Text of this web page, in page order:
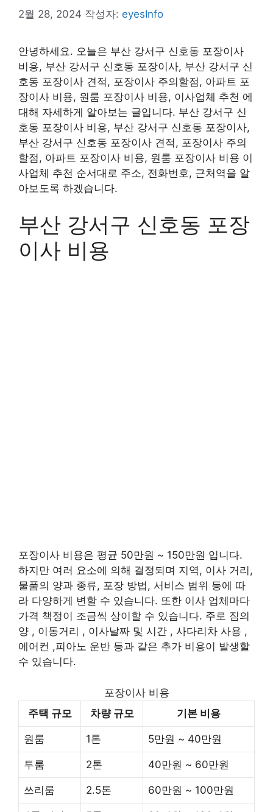
2월 28, 2024 작성자: eyesInfo
안녕하세요. 오늘은 부산 강서구 신호동 포장이사
비용, 부산 강서구 신호동 포장이사, 부산 강서구 신
호동 포장이사 견적, 포장이사 주의할점, 아파트 포
장이사 비용, 원룸 포장이사 비용, 이사업체 추천 에
대해 자세하게 알아보는 글입니다. 부산 강서구 신
호동 포장이사 비용, 부산 강서구 신호동 포장이사,
부산 강서구 신호동 포장이사 견적, 포장이사 주의
할점, 아파트 포장이사 비용, 원룸 포장이사 비용 이
사업체 추천 순서대로 주소, 전화번호, 근처역을 알
아보도록 하겠습니다.
부산 강서구 신호동 포장
이사 비용
포장이사 비용은 평균 50만원 ~ 150만원 입니다.
하지만 여러 요소에 의해 결정되며 지역, 이사 거리,
물품의 양과 종류, 포장 방법, 서비스 범위 등에 따
라 다양하게 변할 수 있습니다. 또한 이사 업체마다
가격 책정이 조금씩 상이할 수 있습니다. 주로 짐의
양 , 이동거리 , 이사날짜 및 시간 , 사다리차 사용 ,
에어컨 ,피아노 운반 등과 같은 추가 비용이 발생할
수 있습니다.
포장이사 비용
주택 규모
차량 규모 기본 비용
원룸 1톤 5만원 ~ 40만원
투룸 2톤 40만원 ~ 60만원
쓰리룸 2.5톤 60만원 ~ 100만원